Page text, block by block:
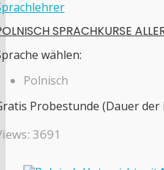
SPRACHKURSE
wählen:
Polnisch
Probestunde (Dauer der
3691